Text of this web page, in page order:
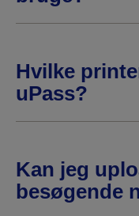
Hvilke
uPass?
Kan jeg
besøgende